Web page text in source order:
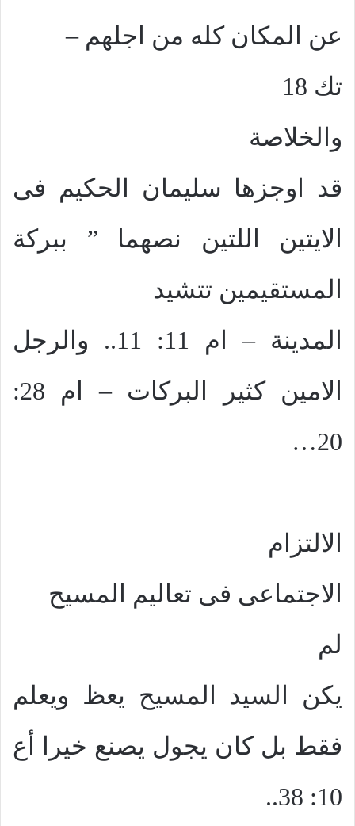
عن المكان كله من اجلهم –
تك 18
والخلاصة
قد اوجزها سليمان الحكيم فى
الايتين اللتين نصهما ” ببركة
المستقيمين تتشيد
المدينة – ام 11: 11.. والرجل
الامين كثير البركات – ام 28:
20…
الالتزام
الاجتماعى فى تعاليم المسيح
لم
يكن السيد المسيح يعظ ويعلم
فقط بل كان يجول يصنع خيرا أع
10: 38..